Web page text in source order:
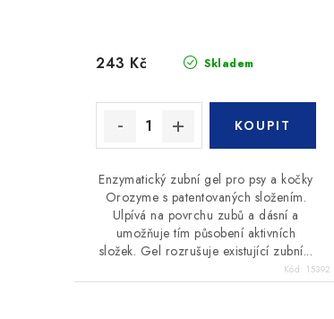
Skladem
243 Kč
Enzymatický zubní gel pro psy a kočky
Orozyme s patentovaných složením.
Ulpívá na povrchu zubů a dásní a
umožňuje tím působení aktivních
složek. Gel rozrušuje existující zubní...
Kód: 15392